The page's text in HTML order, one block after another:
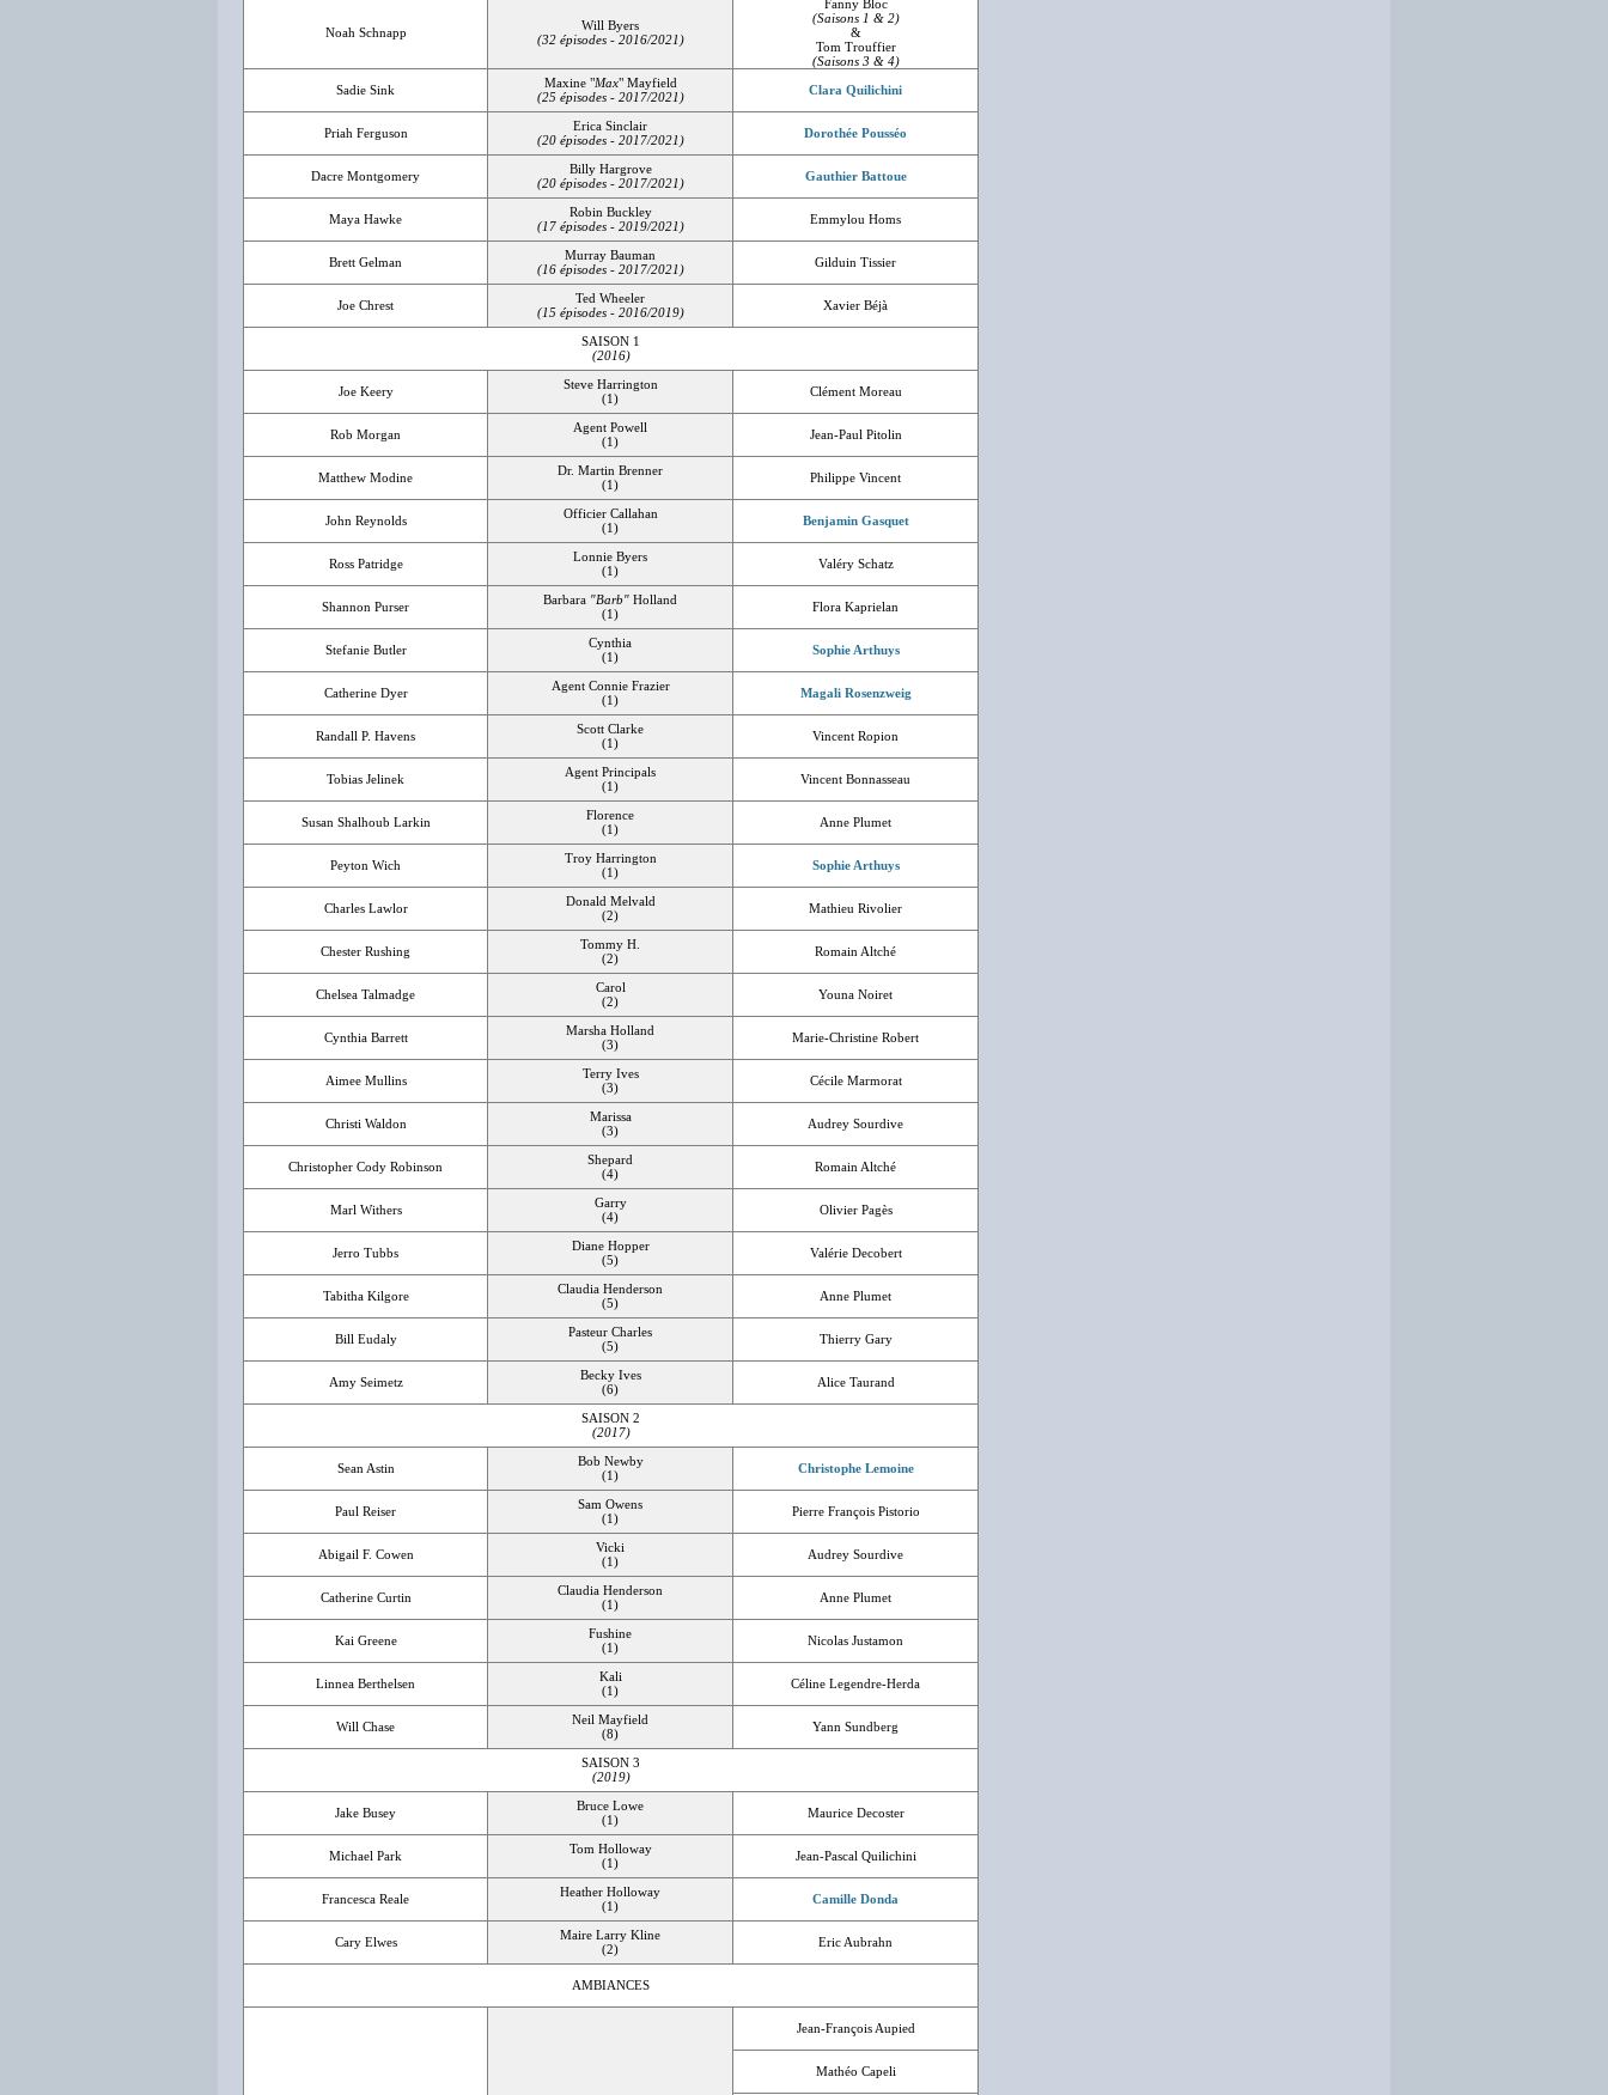
Noah Schnapp
Will Byers
(32 épisodes - 2016/2021)
Fanny Bloc
(Saisons 1 & 2)
&
Tom Trouffier
(Saisons 3 & 4)
Sadie Sink
Maxine "Max" Mayfield
(25 épisodes - 2017/2021)
Clara Quilichini
Priah Ferguson
Erica Sinclair
(20 épisodes - 2017/2021)
Dorothée Pousséo
Dacre Montgomery
Billy Hargrove
(20 épisodes - 2017/2021)
Gauthier Battoue
Maya Hawke
Robin Buckley
(17 épisodes - 2019/2021)
Emmylou Homs
Brett Gelman
Murray Bauman
(16 épisodes - 2017/2021)
Gilduin Tissier
Joe Chrest
Ted Wheeler
(15 épisodes - 2016/2019)
Xavier Béjà
SAISON 1
(2016)
Joe Keery
Steve Harrington
(1)
Clément Moreau
Rob Morgan
Agent Powell
(1)
Jean-Paul Pitolin
Matthew Modine
Dr. Martin Brenner
(1)
Philippe Vincent
John Reynolds
Officier Callahan
(1)
Benjamin Gasquet
Ross Patridge
Lonnie Byers
(1)
Valéry Schatz
Shannon Purser Barbara "Barb" Holland
(1)
Flora Kaprielan
Stefanie Butler
Cynthia
(1)
Sophie Arthuys
Catherine Dyer
Agent Connie Frazier
(1)
Magali Rosenzweig
Randall P. Havens
Scott Clarke
(1)
Vincent Ropion
Tobias Jelinek
Agent Principals
(1)
Vincent Bonnasseau
Susan Shalhoub Larkin
Florence
(1)
Anne Plumet
Peyton Wich
Troy Harrington
(1)
Sophie Arthuys
Charles Lawlor
Donald Melvald
(2)
Mathieu Rivolier
Chester Rushing
Tommy H.
(2)
Romain Altché
Chelsea Talmadge
Carol
(2)
Youna Noiret
Cynthia Barrett
Marsha Holland
(3)
Marie-Christine Robert
Aimee Mullins
Terry Ives
(3)
Cécile Marmorat
Christi Waldon
Marissa
(3)
Audrey Sourdive
Christopher Cody Robinson
Shepard
(4)
Romain Altché
Marl Withers
Garry
(4)
Olivier Pagès
Jerro Tubbs
Diane Hopper
(5)
Valérie Decobert
Tabitha Kilgore
Claudia Henderson
(5)
Anne Plumet
Bill Eudaly
Pasteur Charles
(5)
Thierry Gary
Amy Seimetz
Becky Ives
(6)
Alice Taurand
SAISON 2
(2017)
Sean Astin
Bob Newby
(1)
Christophe Lemoine
Paul Reiser
Sam Owens
(1)
Pierre François Pistorio
Abigail F. Cowen
Vicki
(1)
Audrey Sourdive
Catherine Curtin
Claudia Henderson
(1)
Anne Plumet
Kai Greene
Fushine
(1)
Nicolas Justamon
Linnea Berthelsen
Kali
(1)
Céline Legendre-Herda
Will Chase
Neil Mayfield
(8)
Yann Sundberg
SAISON 3
(2019)
Jake Busey
Bruce Lowe
(1)
Maurice Decoster
Michael Park
Tom Holloway
(1)
Jean-Pascal Quilichini
Francesca Reale
Heather Holloway
(1)
Camille Donda
Cary Elwes
Maire Larry Kline
(2)
Eric Aubrahn
AMBIANCES
Jean-François Aupied
Mathéo Capeli